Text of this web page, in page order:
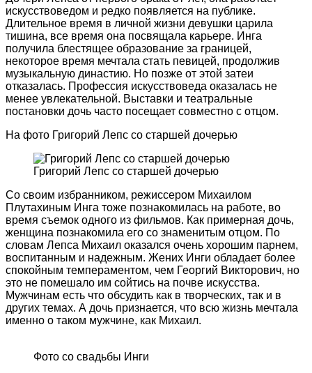
искусствоведом и редко появляется на публике.
Длительное время в личной жизни девушки царила
тишина, все время она посвящала карьере. Инга
получила блестящее образование за границей,
некоторое время мечтала стать певицей, продолжив
музыкальную династию. Но позже от этой затеи
отказалась. Профессия искусствоведа оказалась не
менее увлекательной. Выставки и театральные
постановки дочь часто посещает совместно с отцом.
На фото Григорий Лепс со старшей дочерью
Григорий Лепс со старшей дочерью
Со своим избранником, режиссером Михаилом
Плутахиным Инга тоже познакомилась на работе, во
время съемок одного из фильмов. Как примерная дочь,
женщина познакомила его со знаменитым отцом. По
словам Лепса Михаил оказался очень хорошим парнем,
воспитанным и надежным. Жених Инги обладает более
спокойным темпераментом, чем Георгий Викторович, но
это не помешало им сойтись на почве искусства.
Мужчинам есть что обсудить как в творческих, так и в
других темах. А дочь признается, что всю жизнь мечтала
именно о таком мужчине, как Михаил.
Фото со свадьбы Инги